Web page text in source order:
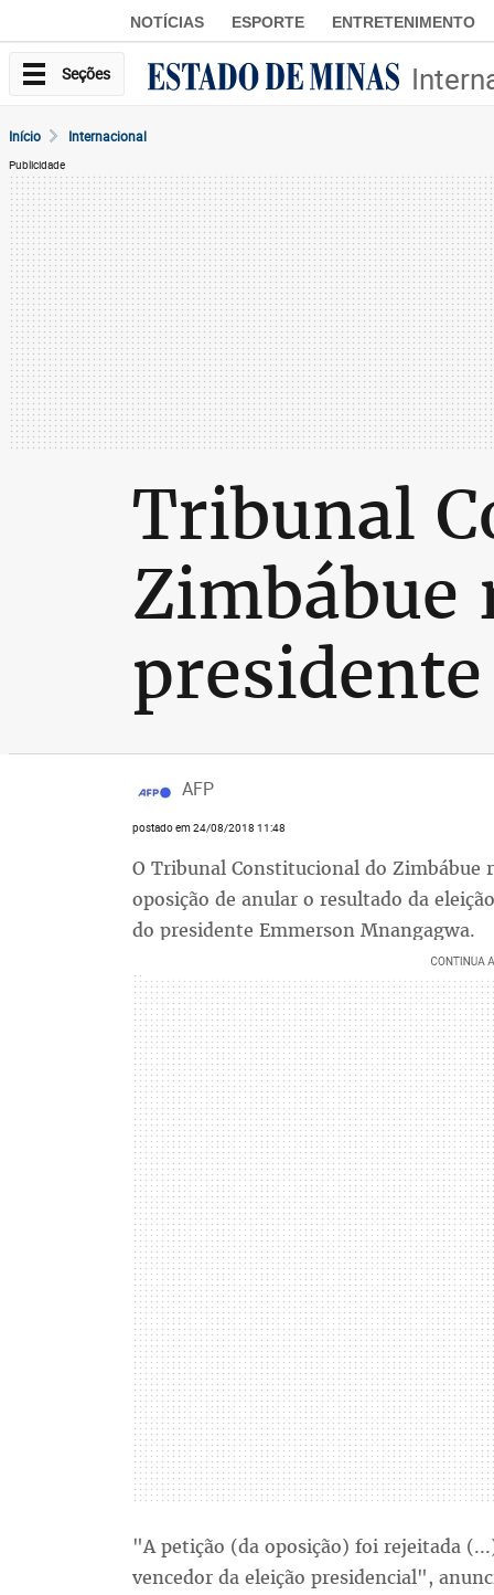
NOTÍCIAS ESPORTE ENTRETENIMENTO
Seções
Início Internacional
Publicidade
Tribunal
Zimbábue
AFP
postado em 24/08/2018 11:48
O Tribunal Constitucional do
oposição de anular o resultado da
do presidente Emmerson Mnangagwa.
"A petição (da oposição) foi rejeitada
vencedor da eleição presidencial",